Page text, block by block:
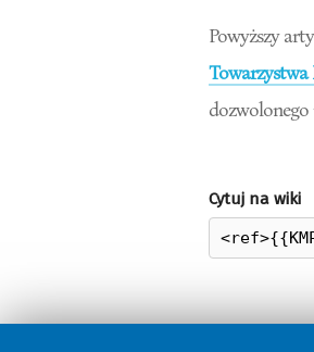
Powyższy
Towarzystwa
dozwolonego
Cytuj na wiki